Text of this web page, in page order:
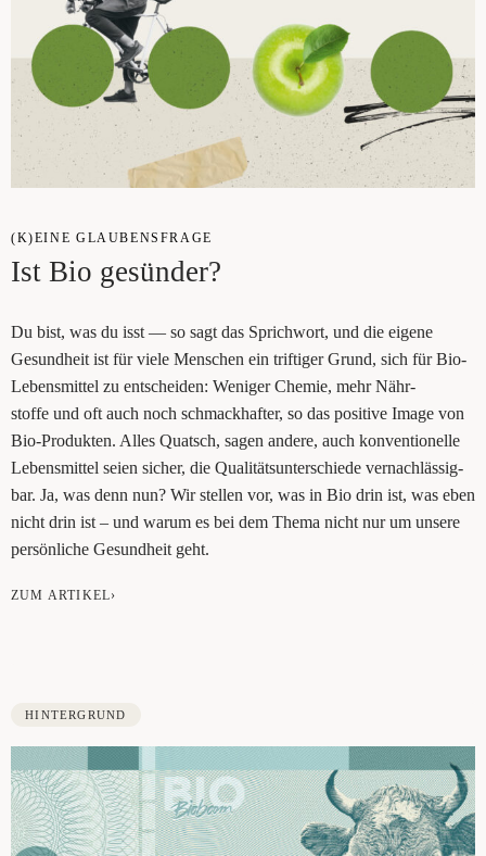
(K)EINE GLAU­BENS­FRA­GE
Ist Bio gesünder?
Du bist, was du isst — so sagt das Sprich­wort, und die eige­ne
Gesund­heit ist für vie­le Men­schen ein trif­ti­ger Grund, sich für Bio-
Lebens­mit­tel zu ent­schei­den: Weni­ger Che­mie, mehr Nähr-
stof­fe und oft auch noch schmack­haf­ter, so das posi­ti­ve Image von
Bio-Pro­duk­ten. Alles Quatsch, sagen ande­re, auch kon­ven­tio­nel­le
Lebens­mit­tel sei­en sicher, die Qua­li­täts­un­ter­schie­de ver­nach­läs­sig­
bar. Ja, was denn nun? Wir stel­len vor, was in Bio drin ist, was eben
nicht drin ist – und war­um es bei dem The­ma nicht nur um unse­re
per­sön­li­che Gesund­heit geht.
ZUM ARTIKEL›
HINTERGRUND